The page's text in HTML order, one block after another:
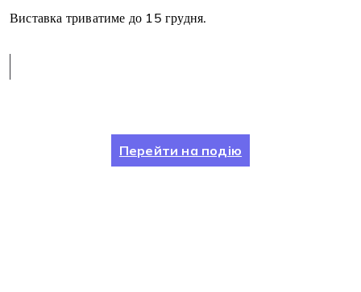
Виставка триватиме до 15 грудня.
Перейти на подію